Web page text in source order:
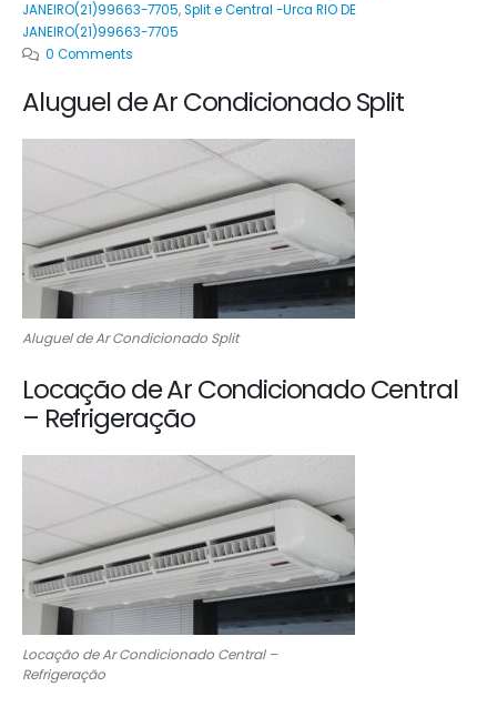
JANEIRO(21)99663-7705,Split e Central -Urca RIO DE
JANEIRO(21)99663-7705
0 Comments
Aluguel de Ar Condicionado Split
Aluguel de Ar Condicionado Split
Locação de Ar Condicionado Central
– Refrigeração
Locação de Ar Condicionado Central –
Refrigeração